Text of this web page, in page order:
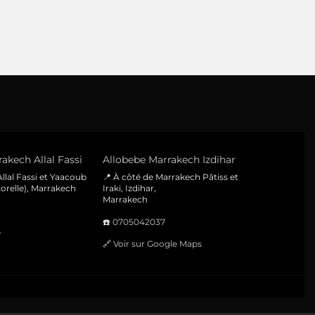
Allal Fassi
Fassi et Yaacoub
Marrakech
Allobebe Marrakech Izdihar
📍 À côté de Marrakech Pâtiss et
Iraki, Izdihar,
Marrakech
☎️ 0705042037
🔗 Voir sur Google Maps